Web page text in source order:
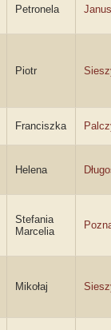
Petronela
Piotr
Franciszka
Helena
Stefania
Marcelia
Mikołaj